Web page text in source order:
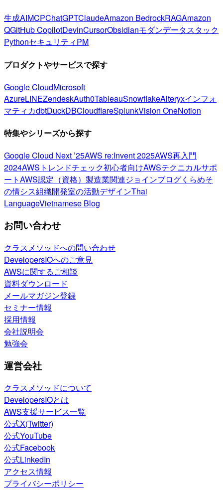
生成AIMCPChatGPTClaudeAmazon BedrockRAGAmazon
QGitHub CopilotDevinCursorObsidianモダンデータスタック
PythonセキュリティPM
プロダクトやサービスで探す
Google CloudMicrosoft
AzureLINEZendeskAuth0TableauSnowflakeAlteryxインフォ
マティカdbtDuckDBCloudflareSplunkVision OneNotion
特集やシリーズから探す
Google Cloud Next ’25AWS re:Invent 2025AWS再入門
2024AWSトレンドチェック初心者向けAWSテクニカルサポ
ートAWS認定（資格） 製造業関連ジョインブログくらめそ
の情シス組織開発室の活動デザインThai
LanguageVietnamese Blog
お問い合わせ
クラスメソッドへの問い合わせ
DevelopersIOへのご意見
AWSに関するご相談
資料ダウンロード
メールマガジン登録
セミナー情報
採用情報
会社説明会
勉強会
運営会社
クラスメソッドについて
DevelopersIOとは
AWS支援サービス一覧
公式X(Twitter)
公式YouTube
公式Facebook
公式LinkedIn
アクセス情報
プライバシーポリシー